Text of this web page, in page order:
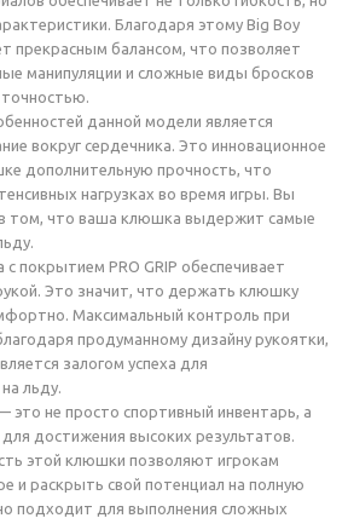
Благодаря этому Big Boy
прекрасным балансом, что позволяет
манипуляции и сложные виды бросков
данной модели является
вокруг сердечника. Это инновационное
дополнительную прочность, что
нагрузках во время игры. Вы
том, что ваша клюшка выдержит самые
покрытием PRO GRIP обеспечивает
Это значит, что держать клюшку
Максимальный контроль при
продуманному дизайну рукоятки,
залогом успеха для
льду.
это не просто спортивный инвентарь, а
достижения высоких результатов.
этой клюшки позволяют игрокам
и раскрыть свой потенциал на полную
подходит для выполнения сложных